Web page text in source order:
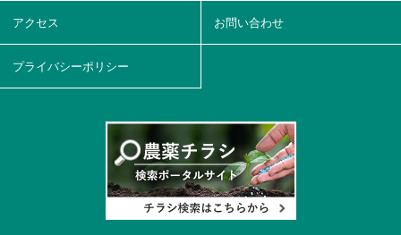
アクセス お問い合わせ
プライバシーポリシー